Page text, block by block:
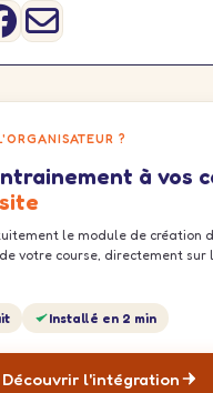
?
à vos
le module de création
votre course, directement sur
Installé en 2 min
Découvrir l'intégration